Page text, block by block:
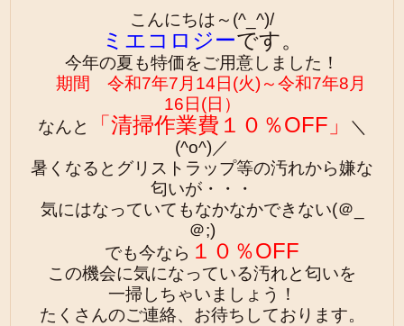
こんにちは～(^_^)/
ミエコロジーです。
今年の夏も特価をご用意しました！
期間 令和7年7月14日(火)～令和7年8月
16日(日）
なんと
「清掃作業費１０％OFF」
＼
(^o^)／
暑くなるとグリストラップ等の汚れから嫌な
匂いが・・・
気にはなっていてもなかなかできない(＠_
＠;)
でも今なら １０％OFF
この機会に気になっている汚れと匂いを
一掃しちゃいましょう！
たくさんのご連絡、お待ちしております。